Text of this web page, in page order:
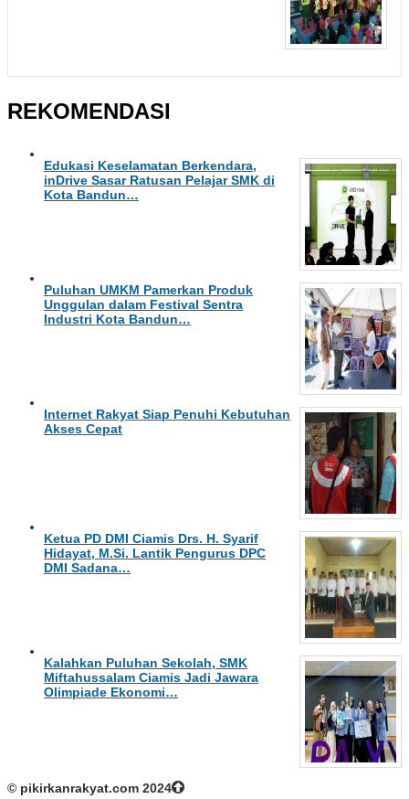
REKOMENDASI
Edukasi Keselamatan Berkendara,
inDrive Sasar Ratusan Pelajar SMK di
Kota Bandun…
Puluhan UMKM Pamerkan Produk
Unggulan dalam Festival Sentra
Industri Kota Bandun…
Internet Rakyat Siap Penuhi Kebutuhan
Akses Cepat
Ketua PD DMI Ciamis Drs. H. Syarif
Hidayat, M.Si. Lantik Pengurus DPC
DMI Sadana…
Kalahkan Puluhan Sekolah, SMK
Miftahussalam Ciamis Jadi Jawara
Olimpiade Ekonomi…
© pikirkanrakyat.com 2024